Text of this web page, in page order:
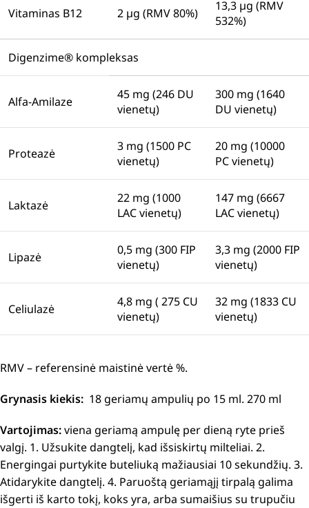
Vitaminas B12 2 µg (RMV 80%)
13,3 µg (RMV
532%)
Digenzime® kompleksas
Alfa-Amilaze
45 mg (246 DU
vienetų)
300 mg (1640
DU vienetų)
Proteazė
3 mg (1500 PC
vienetų)
20 mg (10000
PC vienetų)
Laktazė
22 mg (1000
LAC vienetų)
147 mg (6667
LAC vienetų)
Lipazė
0,5 mg (300 FIP
vienetų)
3,3 mg (2000 FIP
vienetų)
Celiulazė
4,8 mg ( 275 CU
vienetų)
32 mg (1833 CU
vienetų)
RMV – referensinė maistinė vertė %.
Grynasis kiekis: 18 geriamų ampulių po 15 ml. 270 ml
Vartojimas:viena geriamą ampulę per dieną ryte prieš
valgį. 1. Užsukite dangtelį, kad išsiskirtų milteliai. 2.
Energingai purtykite buteliuką mažiausiai 10 sekundžių. 3.
Atidarykite dangtelį. 4. Paruoštą geriamąjį tirpalą galima
išgerti iš karto tokį, koks yra, arba sumaišius su trupučiu